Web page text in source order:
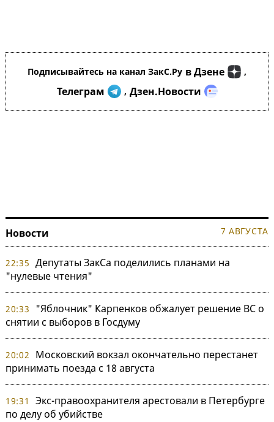
Подписывайтесь на канал ЗакС.Ру в Дзене ,
Телеграм , Дзен.Новости
Новости 7 АВГУСТА
22:35 Депутаты ЗакСа поделились планами на
"нулевые чтения"
20:33
"Яблочник" Карпенков обжалует решение ВС о
снятии с выборов в Госдуму
20:02
Московский вокзал окончательно перестанет
принимать поезда с 18 августа
19:31
Экс-правоохранителя арестовали в Петербурге
по делу об убийстве